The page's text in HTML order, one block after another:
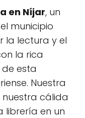
en Níjar, un
municipio
la lectura y el
la rica
esta
Nuestra
nuestra cálida
librería en un